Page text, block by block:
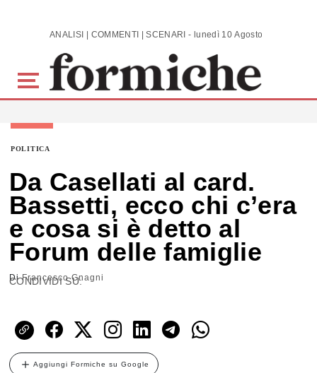
Skip to main content ANALISI | COMMENTI | SCENARI - lunedì 10 Agosto 2026
POLITICA
Da Casellati al card.
Bassetti, ecco chi c’era
e cosa si è detto al
Forum delle famiglie
DiFrancesco Gnagni
CONDIVIDI SU:
Aggiungi Formiche su Google